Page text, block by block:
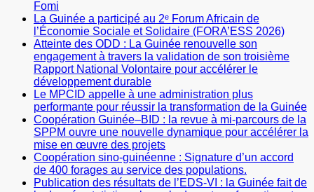
Fomi
La Guinée a participé au 2ᵉ Forum Africain de
l’Économie Sociale et Solidaire (FORA’ESS 2026)
Atteinte des ODD : La Guinée renouvelle son
engagement à travers la validation de son troisième
Rapport National Volontaire pour accélérer le
développement durable
Le MPCID appelle à une administration plus
performante pour réussir la transformation de la Guinée
Coopération Guinée–BID : la revue à mi-parcours de la
SPPM ouvre une nouvelle dynamique pour accélérer la
mise en œuvre des projets
Coopération sino-guinéenne : Signature d’un accord
de 400 forages au service des populations.
Publication des résultats de l’EDS-VI : la Guinée fait de